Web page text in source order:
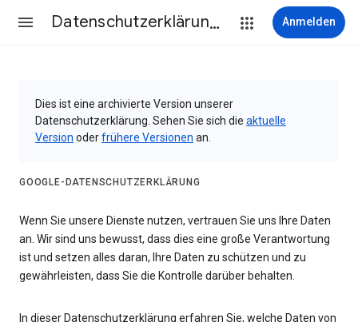
Datenschutzerklärung & Nutzungsbedingungen Anmelden
Dies ist eine archivierte Version unserer
Datenschutzerklärung. Sehen Sie sich die aktuelle
Version oderfrühere Versionen an.
GOOGLE-DATENSCHUTZERKLÄRUNG
Wenn Sie unsere Dienste nutzen, vertrauen Sie uns Ihre Daten
an. Wir sind uns bewusst, dass dies eine große Verantwortung
ist und setzen alles daran, Ihre Daten zu schützen und zu
gewährleisten, dass Sie die Kontrolle darüber behalten.
In dieser Datenschutzerklärung erfahren Sie, welche Daten von